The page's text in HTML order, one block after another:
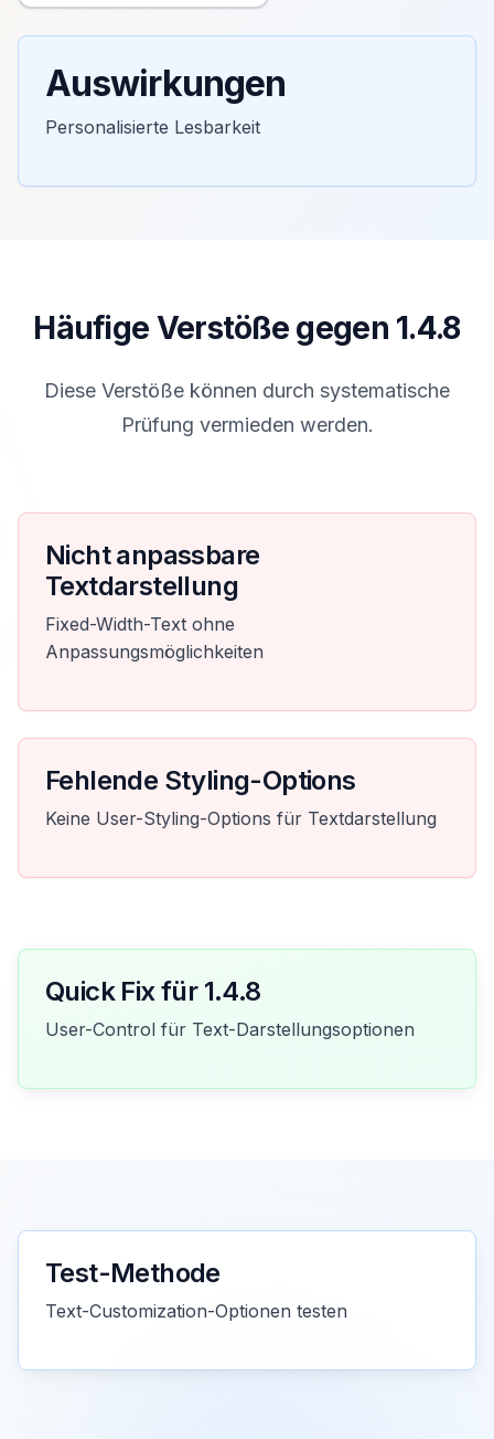
Auswirkungen
Personalisierte Lesbarkeit
Häufige Verstöße gegen 1.4.8
Diese Verstöße können durch systematische
Prüfung vermieden werden.
Nicht anpassbare
Textdarstellung
Fixed-Width-Text ohne
Anpassungsmöglichkeiten
Fehlende Styling-Options
Keine User-Styling-Options für Textdarstellung
Quick Fix für 1.4.8
User-Control für Text-Darstellungsoptionen
Test-Methode
Text-Customization-Optionen testen